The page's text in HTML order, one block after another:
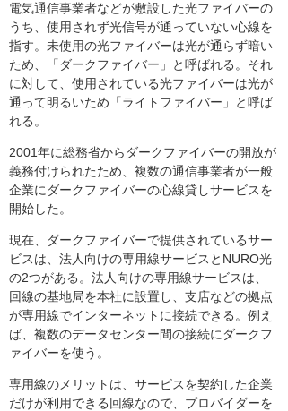
電気通信事業者などが敷設した光ファイバーの
うち、使用されず光信号が通っていない心線を
指す。未使用の光ファイバーは光が通らず暗い
ため、「ダークファイバー」と呼ばれる。それ
に対して、使用されている光ファイバーは光が
通って明るいため「ライトファイバー」と呼ば
れる。
2001年に総務省からダークファイバーの開放が
義務付けられたため、複数の通信事業者が一般
企業にダークファイバーの心線貸しサービスを
開始した。
現在、ダークファイバーで提供されているサー
ビスは、法人向けの専用線サービスとNURO光
の2つがある。法人向けの専用線サービスは、
回線の基地局を本社に設置し、支店などの拠点
が専用線でインターネットに接続できる。例え
ば、複数のデータセンター間の接続にダークフ
ァイバーを使う。
専用線のメリットは、サービスを契約した企業
だけが利用できる回線なので、プロバイダーを